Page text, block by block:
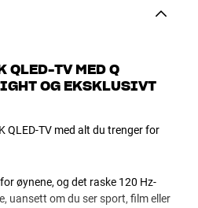
QLED-TV MED Q
OG EKSKLUSIVT
QLED-TV med alt du trenger for
øynene, og det raske 120 Hz-
uansett om du ser sport, film eller